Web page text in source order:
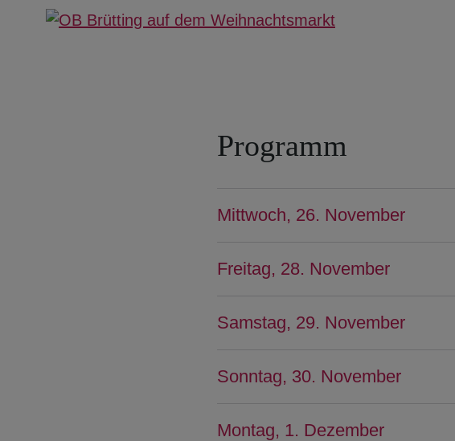
Programm
Mittwoch, 26. November
Freitag, 28. November
Samstag, 29. November
Sonntag, 30. November
Montag, 1. Dezember